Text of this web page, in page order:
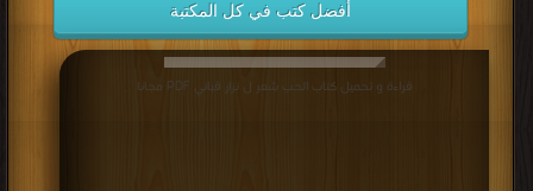
أفضل كتب في كل المكتبة
قراءة و تحميل كتاب الحب شعر ل نزار قباني PDF مجانا